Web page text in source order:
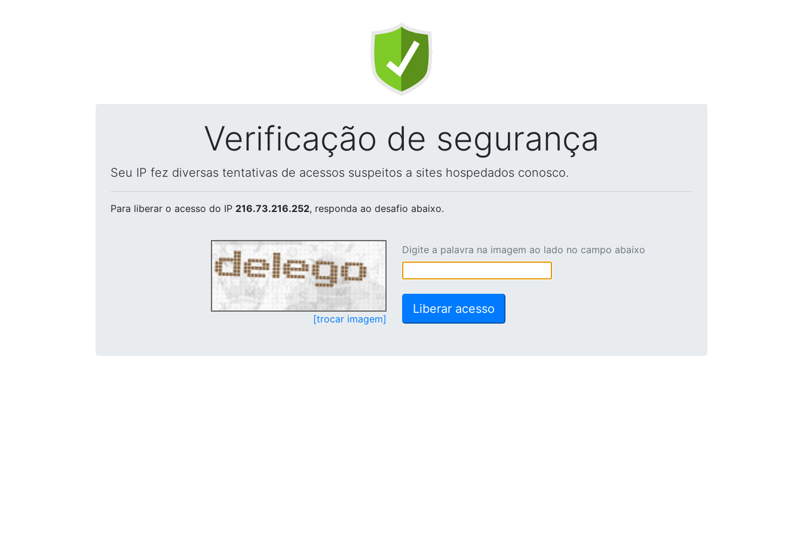
Verificação de segurança
Seu IP fez diversas tentativas de acessos suspeitos a sites hospedados conosco.
Para liberar o acesso do IP 216.73.216.252, responda ao desafio abaixo.
[trocar imagem]
Digite a palavra na imagem ao lado no campo abaixo